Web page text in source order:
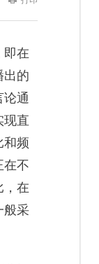
即在
出的
论通
现直
和频
在不
，在
般采